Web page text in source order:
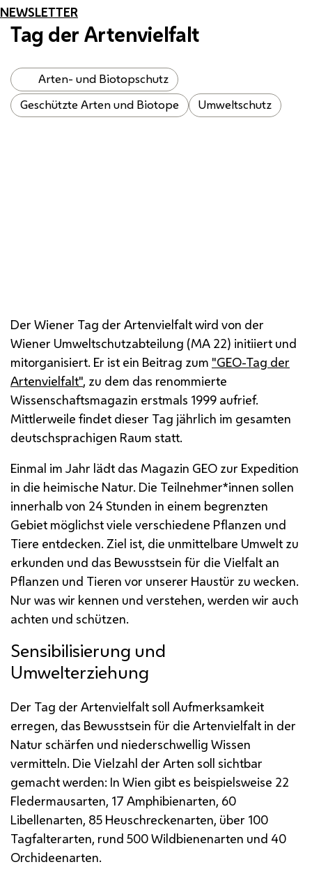
NEWSLETTER
Tag der Artenvielfalt
Arten- und Biotopschutz
Geschützte Arten und Biotope
Umweltschutz
Der Wiener Tag der Artenvielfalt wird von der
Wiener Umweltschutzabteilung (MA 22) initiiert und
mitorganisiert. Er ist ein Beitrag zum "GEO-Tag der
Artenvielfalt", zu dem das renommierte
Wissenschaftsmagazin erstmals 1999 aufrief.
Mittlerweile findet dieser Tag jährlich im gesamten
deutschsprachigen Raum statt.
Einmal im Jahr lädt das Magazin GEO zur Expedition
in die heimische Natur. Die Teilnehmer*innen sollen
innerhalb von 24 Stunden in einem begrenzten
Gebiet möglichst viele verschiedene Pflanzen und
Tiere entdecken. Ziel ist, die unmittelbare Umwelt zu
erkunden und das Bewusstsein für die Vielfalt an
Pflanzen und Tieren vor unserer Haustür zu wecken.
Nur was wir kennen und verstehen, werden wir auch
achten und schützen.
Sensibilisierung und
Umwelterziehung
Der Tag der Artenvielfalt soll Aufmerksamkeit
erregen, das Bewusstsein für die Artenvielfalt in der
Natur schärfen und niederschwellig Wissen
vermitteln. Die Vielzahl der Arten soll sichtbar
gemacht werden: In Wien gibt es beispielsweise 22
Fledermausarten, 17 Amphibienarten, 60
Libellenarten, 85 Heuschreckenarten, über 100
Tagfalterarten, rund 500 Wildbienenarten und 40
Orchideenarten.